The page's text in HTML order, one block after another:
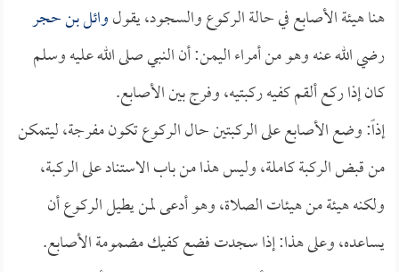
هنا هيئة الأصابع في حالة الركوع والسجود، يقولوائل بن حجر
رضي الله عنه وهو من أمراء اليمن: أن النبي صلى الله عليه وسلم
كان إذا ركع ألقم كفيه ركبتيه، وفرج بين الأصابع.
إذاً: وضع الأصابع على الركبتين حال الركوع تكون مفرجة، ليتمكن
من قبض الركبة كاملة، وليس هذا من باب الاستناد على الركبة،
ولكنه هيئة من هيئات الصلاة، وهو أدعى لمن يطيل الركوع أن
يساعده، وعلى هذا: إذا سجدت فضع كفيك مضمومة الأصابع.